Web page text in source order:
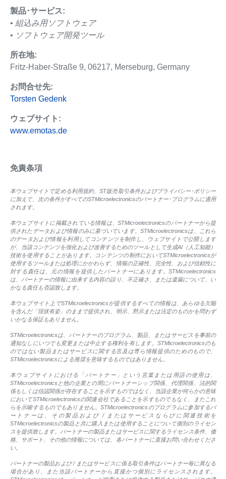
製品･サービス:
• 組込み用ソフトウェア
• ソフトウェア開発ツール
所在地:
Fritz-Haber-Straße 9, 06217, Merseburg, Germany
お問合せ先:
Torsten Gedenk
ウェブサイト:
www.emotas.de
免責条項
本ウェブサイトで定める利用規約、ST販売取引条件およびプライバシー･ポリシー
に加えて、次の条件がすべてのSTMicroelectronicsのパートナー･プログラムに適用
されます。
本ウェブサイトに掲載されている情報は、STMicroelectronicsのパートナーから提
供されたデータおよび情報のみに基づいています。STMicroelectronicsは、これら
のデータおよび情報を利用してコンテンツを制作し、ウェブサイトで公開します
が、当該コンテンツを強化および改善するためのツールとして生成AI（人工知能）
技術を使用することがあります。コンテンツの制作においてSTMicroelectronicsが
使用するツールまたは処理にかかわらず、情報の正確性、完全性、および信頼性に
対する責任は、元の情報を提供したパートナーにあります。STMicroelectronics
は、パートナーの情報に由来する内容の誤り、不正確さ、または遺漏について、い
かなる責任も否認致します。
本ウェブサイト上でSTMicroelectronicsが提供するすべての情報は、あらゆる欠陥
を含んだ「現状有姿」のままで提供され、明示、黙示または法定のものかを問わず
いかなる保証もありません。
STMicroelectronicsは、パートナーのプログラム、製品、またはサービスを事前の
通知なしにいつでも変更または中止する権利を有します。STMicroelectronicsのも
のではない製品またはサービスに関する言及は専ら情報提供のためのもので、
STMicroelectronicsによる推奨を意味するものではありません。
本ウェブサイトにおける「パートナー」という言葉または用語の使用は、
STMicroelectronicsと他の企業との間にパートナーシップ関係、代理関係、法的関
係もしくは信認関係が存在することを示すものではなく、当該企業が何らかの意味
においてSTMicroelectronicsの関連会社であることを示すものでもなく、またこれ
らを示唆するものでもありません。STMicroelectronicsのプログラムに参加するパ
ートナーは、その製品および / またはサービスならびに関連技術を
STMicroelectronicsの製品と共に購入または使用することについて個別のライセン
スを提供致します。パートナーの製品またはサービスに関するライセンス条件、価
格、サポート、その他の情報については、各パートナーに直接お問い合わせくださ
い。
パートナーの製品および / またはサービスに係る取引条件はパートナー毎に異なる
場合があり、また当該パートナーから直接かつ個別にライセンスされます。